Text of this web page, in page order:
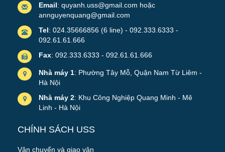
Email: quyanh.uss@gmail.com hoặc
annguyenquang@gmail.com
Tel: 024.35666856 (6 line) - 092.333.6333 -
092.61.61.666
Fax: 092.333.6333 - 092.61.61.666
Nhà máy 1: Phường Tây Mỗ, Quận Nam Từ Liêm -
Hà Nội
Nhà máy 2: Khu Công Nghiệp Quang Minh - Mê
Linh - Hà Nội
CHÍNH SÁCH USS
Vận chuyển và giao vận